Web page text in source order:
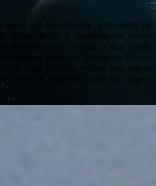
zoom a la anomalía de la izquierda (la
filtros (brillo y contraste) se puede
flotando sobre la zona, y que (estoy
al objeto de la derecha. Parece
la parte derecha de este otro objeto
posee es diferente al del otro objeto